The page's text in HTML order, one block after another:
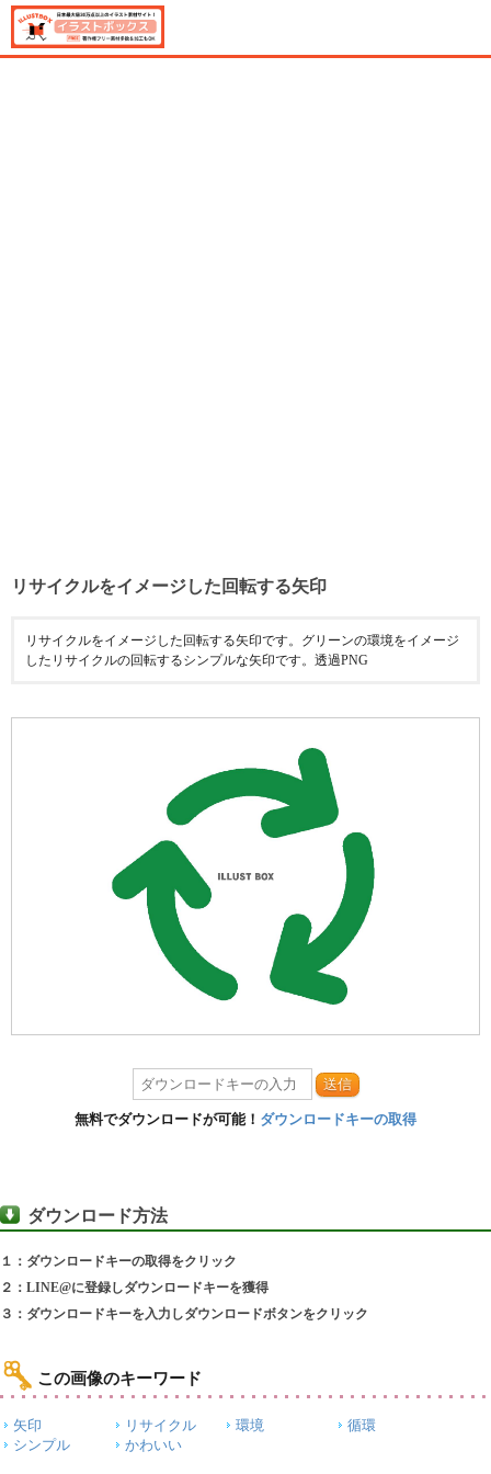
リサイクルをイメージした回転する矢印
リサイクルをイメージした回転する矢印です。グリーンの環境をイメージ
したリサイクルの回転するシンプルな矢印です。透過PNG
送信
無料でダウンロードが可能！ ダウンロードキーの取得
ダウンロード方法
１：ダウンロードキーの取得をクリック
２：LINE@に登録しダウンロードキーを獲得
３：ダウンロードキーを入力しダウンロードボタンをクリック
この画像のキーワード
矢印 リサイクル 環境
循環
シンプル
かわいい